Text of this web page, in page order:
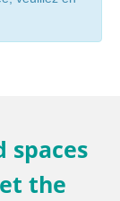
spaces
the